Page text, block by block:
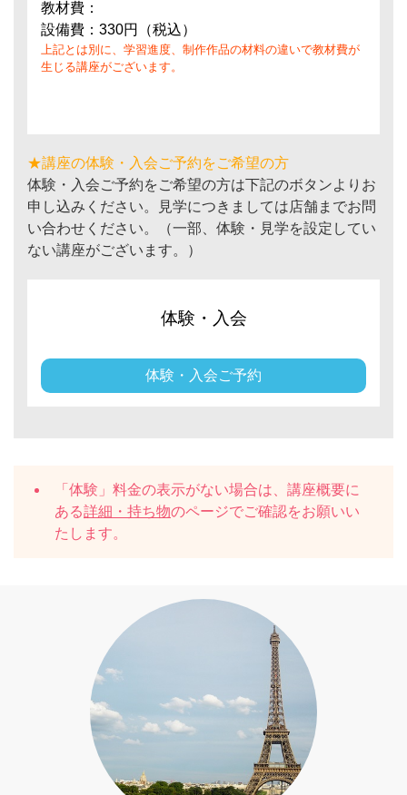
教材費：
設備費：330円（税込）
上記とは別に、学習進度、制作作品の材料の違いで教材費が
生じる講座がございます。
★講座の体験・入会ご予約をご希望の方
体験・入会ご予約をご希望の方は下記のボタンよりお
申し込みください。見学につきましては店舗までお問
い合わせください。（一部、体験・見学を設定してい
ない講座がございます。）
体験・入会
体験・入会ご予約
「体験」料金の表示がない場合は、講座概要に
ある詳細・持ち物のページでご確認をお願いい
たします。